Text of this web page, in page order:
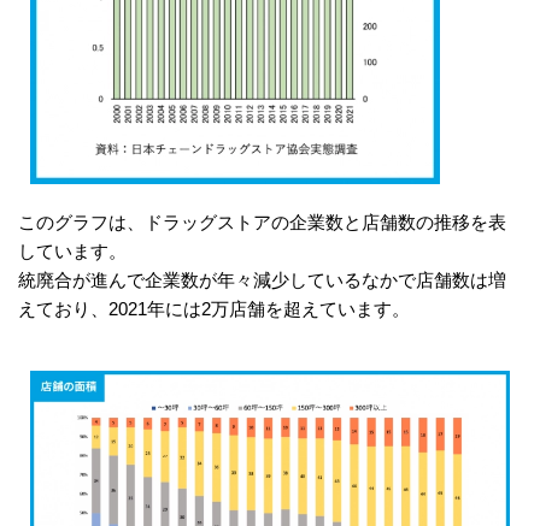
このグラフは、ドラッグストアの企業数と店舗数の推移を表
しています。
統廃合が進んで企業数が年々減少しているなかで店舗数は増
えており、2021年には2万店舗を超えています。